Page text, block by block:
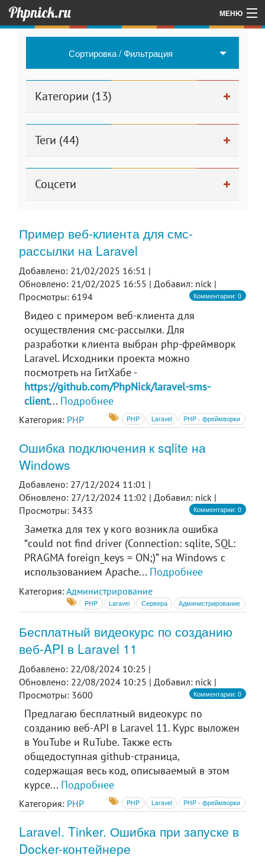
Phpnick.ru МЕНЮ
Главная
Сортировка / Фильтрация
Категории (13)
Теги (44)
Соцсети
Пример веб-клиента для смс-
рассылки на Laravel
Добавлено: 21/02/2025 16:51 |
Обновлено: 21/02/2025 16:55 | Добавил: nick |
Просмотры: 6194
Комментарии: 0
Видео с примером веб-клиента для
осуществления смс-рассылки. Для
разработки клиента выбран php-фреймворк
Laravel. Исходники проекта можно
посмотреть на ГитХабе -
https://github.com/PhpNick/laravel-sms-
client... Подробнее
Категория: PHP PHP Laravel PHP - фреймворки
Ошибка подключения к sqlite на
Windows
Добавлено: 27/12/2024 11:01 |
Обновлено: 27/12/2024 11:02 |Добавил: nick |
Просмотры: 3433
Комментарии: 0
Заметка для тех у кого возникла ошибка
“could not find driver (Connection: sqlite, SQL:
PRAGMA foreign_keys = ON;)” на Windows с
использованием Apache... Подробнее
Категория:Администрирование
PHP Laravel Сервера Администрирование
Бесплатный видеокурс по созданию
веб-API в Laravel 11
Добавлено: 22/08/2024 10:25 |
Обновлено: 22/08/2024 10:25 | Добавил: nick |
Просмотры: 3600
Комментарии: 0
Предлагаю бесплатный видеокурс по
созданию веб-API в Laravel 11. Курс выложен
в YouTube и RuTube. Также есть
общедоступная github-страница,
содержащая весь код, описываемый в этом
курсе... Подробнее
Категория: PHP PHP Laravel PHP - фреймворки
Laravel. Tinker. Ошибка при запуске в
Docker-контейнере